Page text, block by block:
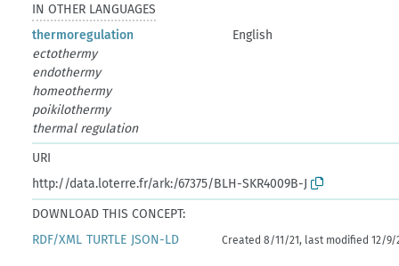
IN OTHER LANGUAGES
thermoregulation
English
ectothermy
endothermy
homeothermy
poikilothermy
thermal regulation
URI
http://data.loterre.fr/ark:/67375/BLH-SKR4009B-J
DOWNLOAD THIS CONCEPT:
RDF/XML TURTLE JSON-LD Created 8/11/21, last modified 12/9/